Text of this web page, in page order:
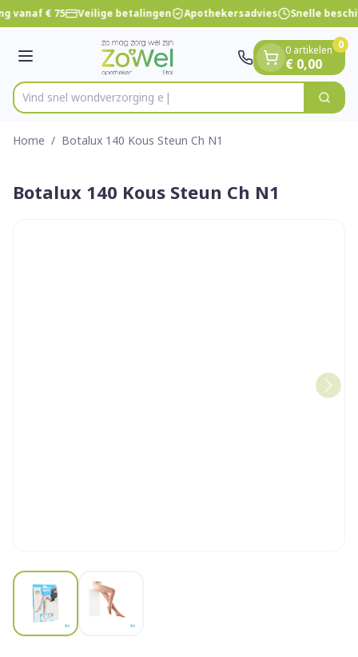
Ga naar de inhoud
1 van 1
vanaf € 75 Veilige betalingen Apothekersadvies Snelle
Menu
Product, merk, categorie...
Vind snel wondverz Zoek
0 artikelen
€ 0,00
0
Home / Botalux 140 Kous Steun Ch N1
Botalux 140 Kous Steun Ch N1
View larger image